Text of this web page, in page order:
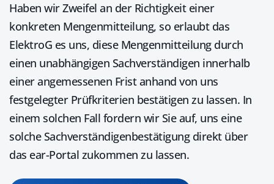
Haben wir Zweifel an der Richtigkeit einer
konkreten Mengenmitteilung, so erlaubt das
ElektroG es uns, diese Mengenmitteilung durch
einen unabhängigen Sachverständigen innerhalb
einer angemessenen Frist anhand von uns
festgelegter Prüfkriterien bestätigen zu lassen. In
einem solchen Fall fordern wir Sie auf, uns eine
solche Sachverständigenbestätigung direkt über
das ear-Portal zukommen zu lassen.